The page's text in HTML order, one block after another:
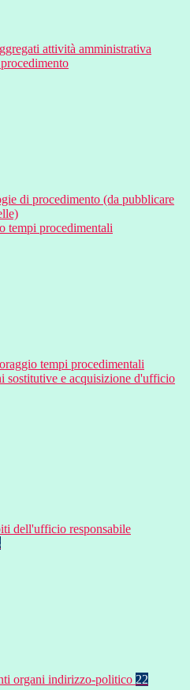
attività amministrativa
di procedimento (da pubblicare
tempi procedimentali
tempi procedimentali
sostitutive e acquisizione d'ufficio
dell'ufficio responsabile
organi indirizzo-politico 22